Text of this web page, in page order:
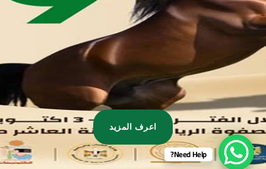
055-4494406
055-4494414
info.triaeg@yahoo.com
info@triaeg-guide.com
Need Help?
اعرف المزيد